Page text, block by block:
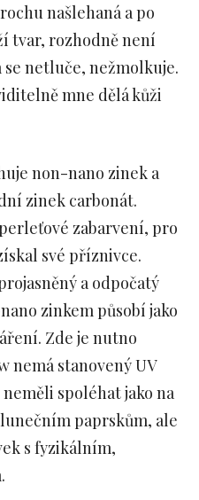
našlehaná a po
tvar, rozhodně není
netluče, nežmolkuje.
mne dělá kůži
non-nano zinek a
zinek carbonát.
zabarvení, pro
své příznivce.
a odpočatý
zinkem působí jako
Zde je nutno
nemá stanovený UV
spoléhat jako na
paprskům, ale
s fyzikálním,